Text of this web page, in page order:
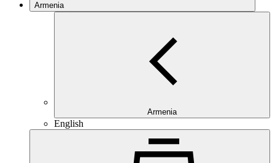
Armenia
Armenia
English